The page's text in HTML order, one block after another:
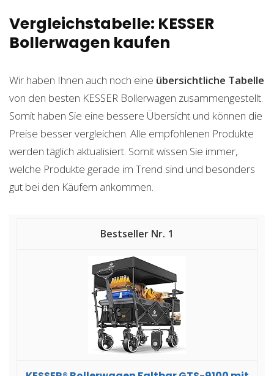
Vergleichstabelle: KESSER
Bollerwagen kaufen
Wir haben Ihnen auch noch eine übersichtliche Tabelle
von den besten KESSER Bollerwagen zusammengestellt.
Somit haben Sie eine bessere Übersicht und können die
Preise besser vergleichen. Alle empfohlenen Produkte
werden täglich aktualisiert. Somit wissen Sie immer,
welche Produkte gerade im Trend sind und besonders
gut bei den Käufern ankommen.
1